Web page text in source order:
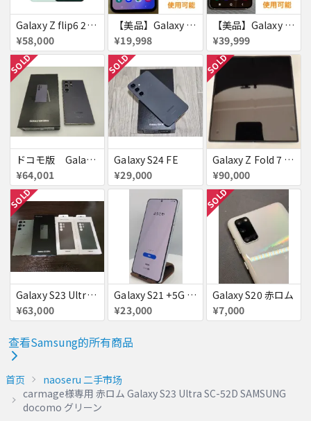
Galaxy Z flip6 256GB ミント au 送料無料
¥58,000
【美品】Galaxy A54 5G 128GB 赤ロム
¥19,998
【美品】Galaxy S23 256GB 赤ロム
¥39,999
SOLD
ドコモ版 Galaxy S24 Ultra
¥64,001
SOLD
Galaxy S24 FE
¥29,000
SOLD
Galaxy Z Fold 7 au版 SCG34 赤ロム
¥90,000
SOLD
Galaxy S23 Ultra SC-52D docomo グリーン
¥63,000
Galaxy S21 +5G 256GB
¥23,000
SOLD
Galaxy S20 赤ロム
¥7,000
查看Samsung的所有商品
首页
naoseru 二手市场
carmage様専用 赤ロム Galaxy S23 Ultra SC-52D SAMSUNG
docomo グリーン